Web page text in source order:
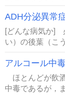
ADH分泌異常
[どんな病気か]
い）の後葉（こ
アルコール中
ほとんどが飲
中毒であるが，